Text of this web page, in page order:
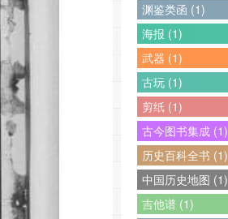
渊鉴类函 (1)
海报 (1)
武器 (1)
古玩 (1)
剪纸 (1)
古今图书集成 (1)
历史百科全书 (1)
中国历史地图 (1)
吉他谱 (1)